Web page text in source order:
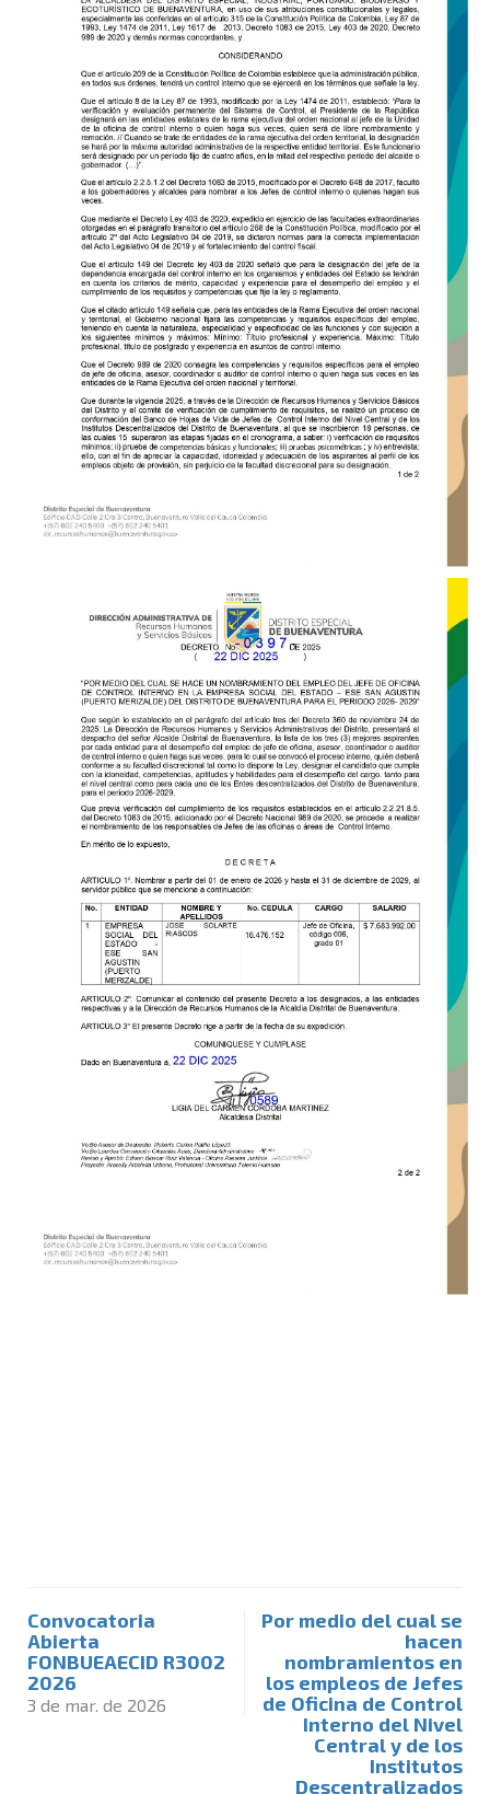
Convocatoria
Abierta
FONBUEAECID R3002
2026
3 de mar. de 2026
Por medio del cual se
hacen
nombramientos en
los empleos de Jefes
de Oficina de Control
Interno del Nivel
Central y de los
Institutos
Descentralizados